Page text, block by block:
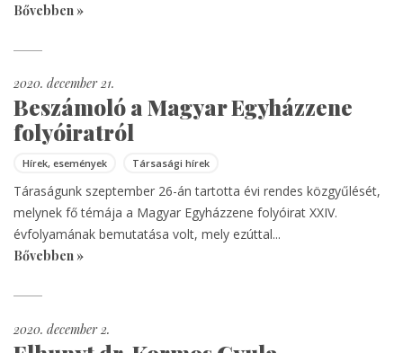
Bővebben »
2020. december 21.
Beszámoló a Magyar Egyházzene
folyóiratról
Hírek, események Társasági hírek
Táraságunk szeptember 26-án tartotta évi rendes közgyűlését,
melynek fő témája a Magyar Egyházzene folyóirat XXIV.
évfolyamának bemutatása volt, mely ezúttal...
Bővebben »
2020. december 2.